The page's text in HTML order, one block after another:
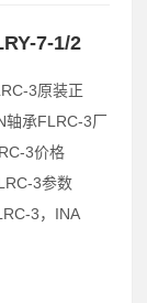
7-1/2
3原装正
轴承FLRC-3厂
3价格
3参数
3，INA